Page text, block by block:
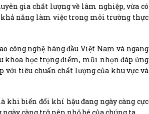
gia chất lượng về lâm nghiệp, vừa có
khả năng làm việc trong môi trường thực
công nghệ hàng đầu Việt Nam và ngang
khoa học trọng điểm, mũi nhọn đáp ứng
với tiêu chuẩn chất lượng của khu vực và
khi biến đổi khí hậu đang ngày càng cực